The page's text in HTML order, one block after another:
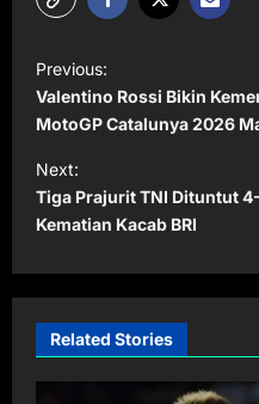
o
s
t
n
a
v
g
a
Previous:
Valentino Rossi Bikin
MotoGP Catalunya 2026
Next:
Tiga Prajurit TNI Dituntut
Kematian Kacab BRI
Related Stories